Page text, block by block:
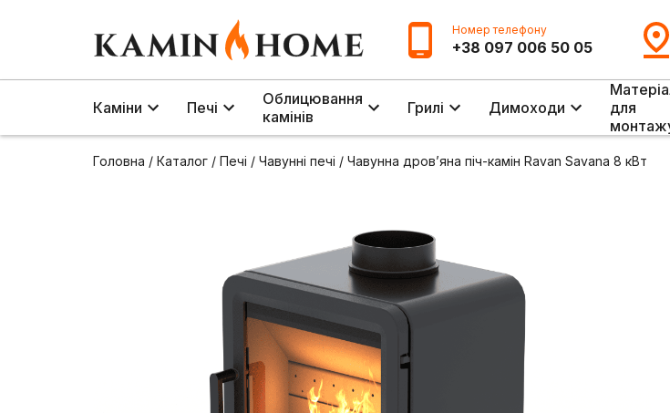
Номер телефону
+38 097 006 50 05
Каміни Печі
Облицювання
камінів
Грилі Димоходи
для
Головна / Каталог / Печі / Чавунні печі / Чавунна дров’яна піч-камін Ravan Savana 8 кВт